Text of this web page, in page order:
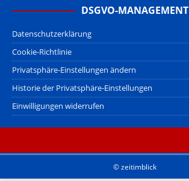
DSGVO-MANAGEMENT
Datenschutzerklärung
Cookie-Richtlinie
Privatsphäre-Einstellungen ändern
Historie der Privatsphäre-Einstellungen
Einwilligungen widerrufen
© zeitimblick